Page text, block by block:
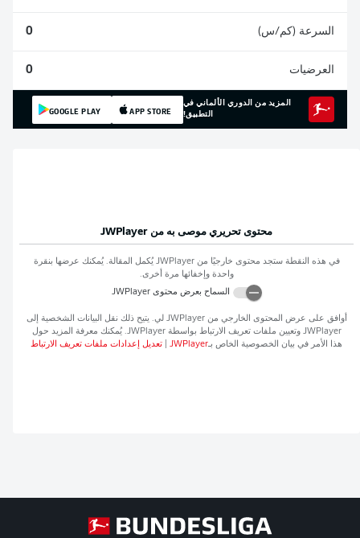
السرعة (كم/س) 0
العرضيات 0
المزيد من الدوري الألماني في
التطبيق!
APP STORE
GOOGLE PLAY
محتوى تحريري موصى به من JWPlayer
في هذه النقطة ستجد محتوى خارجيًا منJWPlayer يُكمل المقالة. يُمكنك عرضها بنقرة
واحدة وإخفائها مرة أخرى.
السماح بعرض محتوىJWPlayer
أوافق على عرض المحتوى الخارجي منJWPlayer لي. يتيح ذلك نقل البيانات الشخصية إلى
JWPlayer وتعيين ملفات تعريف الارتباط بواسطةJWPlayer. يُمكنك معرفة المزيد حول
هذا الأمر في بيان الخصوصية الخاص بـJWPlayer تعديل إعدادات ملفات تعريف الارتباط